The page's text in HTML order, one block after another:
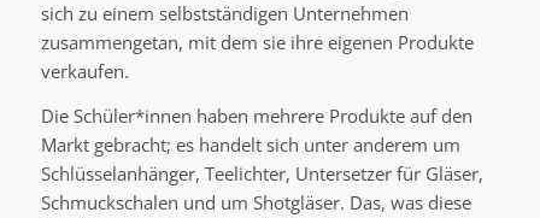
sich zu einem selbstständigen Unternehmen
zusammengetan, mit dem sie ihre eigenen Produkte
verkaufen.
Die Schüler*innen haben mehrere Produkte auf den
Markt gebracht; es handelt sich unter anderem um
Schlüsselanhänger, Teelichter, Untersetzer für Gläser,
Schmuckschalen und um Shotgläser. Das, was diese